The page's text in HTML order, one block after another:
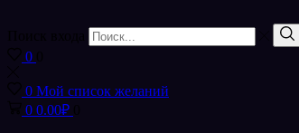
0
0 Мой список желаний
0 0.00₽